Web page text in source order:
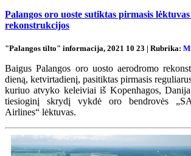
Palangos oro uoste sutiktas pirmasis
rekonstrukcijos
"Palangos tilto" informacija, 2021 10 23 | Rubrika:
Baigus Palangos oro uosto aerodromo
dieną, ketvirtadienį, pasitiktas pirmasis
kuriuo atvyko keleiviai iš Kopenhagos,
tiesioginį skrydį vykdė oro bendrovės
Airlines“ lėktuvas.